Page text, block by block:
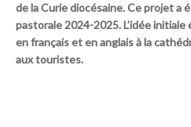
de la Curie diocésaine. Ce projet a
pastorale 2024-2025. L’idée
en français et en anglais à la
aux touristes.